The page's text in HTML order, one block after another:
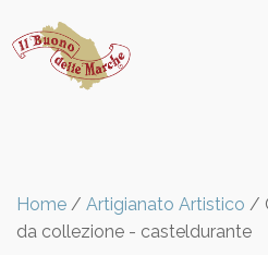
Home / Artigianato Artistico /
da collezione - casteldurante